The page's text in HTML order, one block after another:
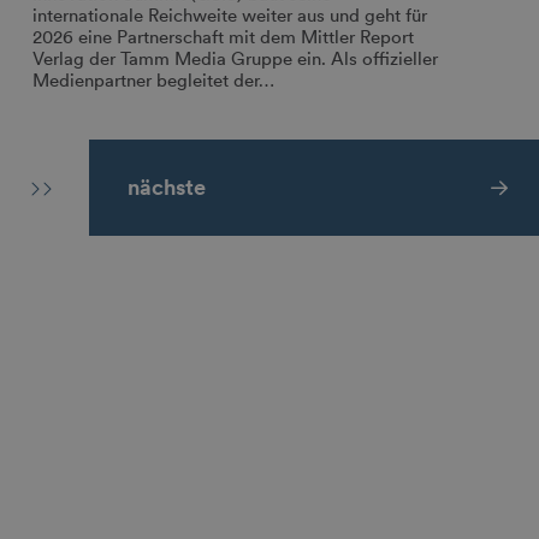
internationale Reichweite weiter aus und geht für
2026 eine Partnerschaft mit dem Mittler Report
Verlag der Tamm Media Gruppe ein. Als offizieller
Medienpartner begleitet der…
nächste